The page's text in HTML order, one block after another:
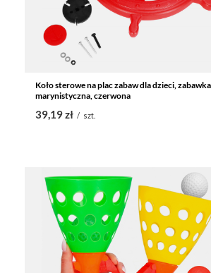
Koło sterowe na plac zabaw dla dzieci, zabawka
marynistyczna, czerwona
39,19 zł / szt.